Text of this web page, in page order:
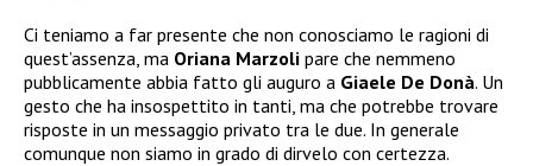
Ci teniamo a far presente che non conosciamo le ragioni di
quest’assenza, ma Oriana Marzoli pare che nemmeno
pubblicamente abbia fatto gli auguro a Giaele De Donà. Un
gesto che ha insospettito in tanti, ma che potrebbe trovare
risposte in un messaggio privato tra le due. In generale
comunque non siamo in grado di dirvelo con certezza.